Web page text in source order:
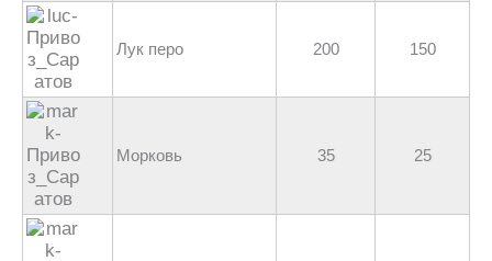
Лук перо 200 150
Морковь 35 25